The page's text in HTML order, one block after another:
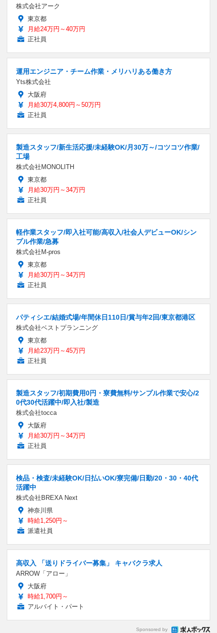
株式会社アーク
東京都
月給24万円～40万円
正社員
運用エンジニア・チーム作業・メリハリある働き方
Yts株式会社
大阪府
月給30万4,800円～50万円
正社員
製造スタッフ/新生活応援/未経験OK/月30万～/コツコツ作業/
工場
株式会社MONOLITH
東京都
月給30万円～34万円
正社員
軽作業スタッフ/即入社可能/高収入/社会人デビューOK/シン
プル作業/急募
株式会社M-pros
東京都
月給30万円～34万円
正社員
パティシエ/結婚式場/年間休日110日/賞与年2回/東京都港区
株式会社ベストプランニング
東京都
月給23万円～45万円
正社員
製造スタッフ/初期費用0円・寮費無料/サンプル作業で安心/2
0代30代活躍中/即入社/製造
株式会社tocca
大阪府
月給30万円～34万円
正社員
検品・検査/未経験OK/日払いOK/寮完備/日勤/20・30・40代
活躍中
株式会社BREXA Next
神奈川県
時給1,250円～
派遣社員
高収入 「送りドライバー募集」 キャバクラ求人
ARROW「アロー」
大阪府
時給1,700円～
アルバイト・パート
Sponsored by